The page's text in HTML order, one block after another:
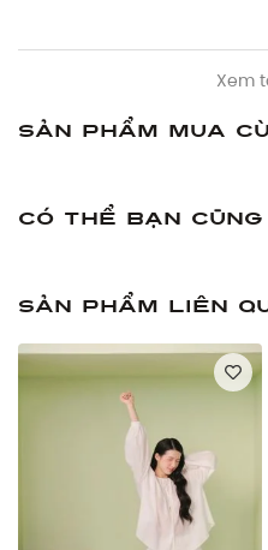
Xem
Sản phẩm mua
Có thể bạn
Sản phẩm liên